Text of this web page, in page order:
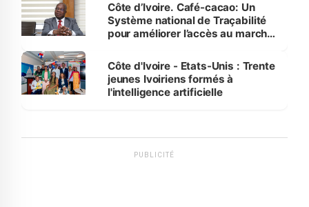
Côte d’Ivoire. Café-cacao: Un
Système national de Traçabilité
pour améliorer l’accès au marché
Côte d'Ivoire - Etats-Unis : Trente
jeunes Ivoiriens formés à
l'intelligence artificielle
PUBLICITÉ